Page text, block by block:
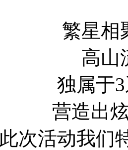
繁星相
高山
独属于
营造出
此次活动我们